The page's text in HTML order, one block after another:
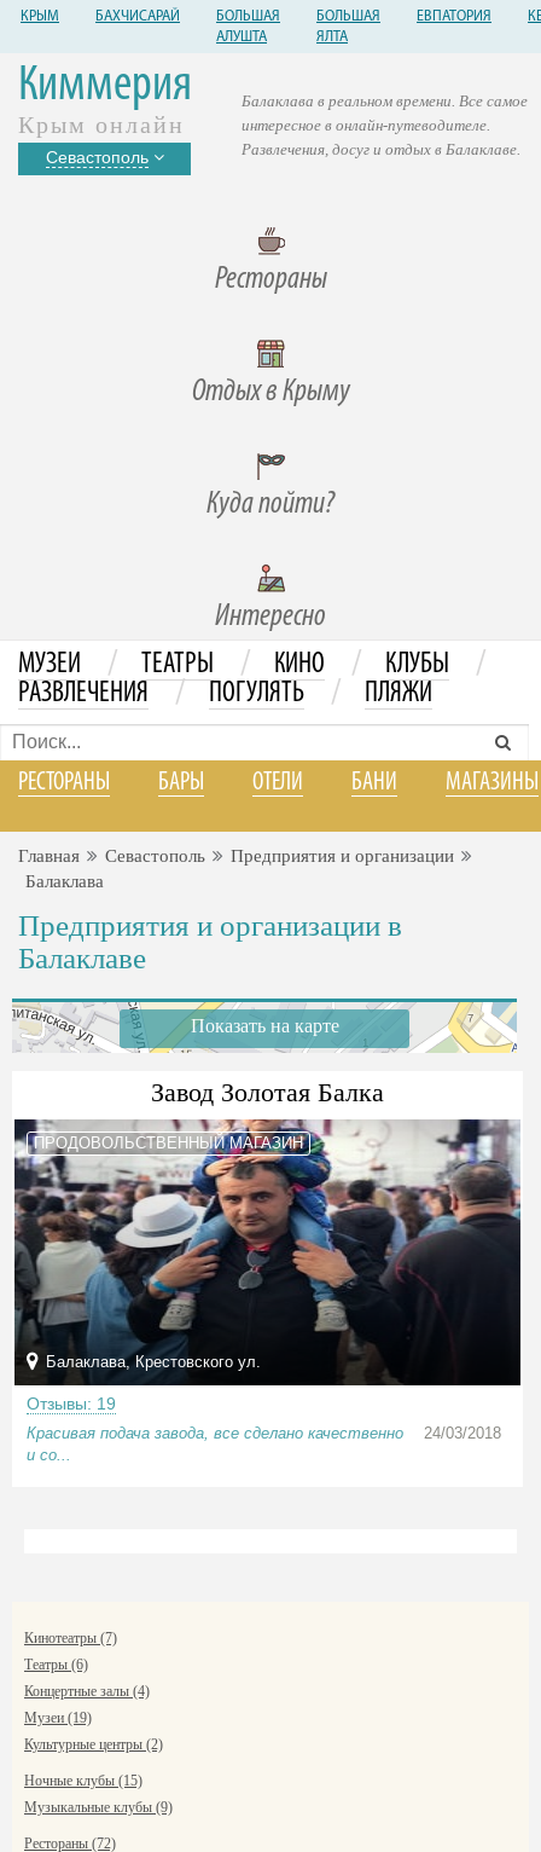
КРЫМ БАХЧИСАРАЙ
БОЛЬШАЯ
АЛУШТА
БОЛЬШАЯ
ЯЛТА
ЕВПАТОРИЯ
Киммерия
Крым онлайн
Севастополь
Рестораны
Отдых в Крыму
Куда пойти?
Интересно
Балаклава в реальном времени. Все самое
интересное в онлайн-путеводителе.
Развлечения, досуг и отдых в Балаклаве.
МУЗЕИ / ТЕАТРЫ / КИНО / КЛУБЫ /
РАЗВЛЕЧЕНИЯ / ПОГУЛЯТЬ / ПЛЯЖИ
РЕСТОРАНЫ БАРЫ ОТЕЛИ БАНИ МАГАЗИНЫ
Главная Севастополь
Предприятия и организации
Балаклава
Предприятия и организации в
Балаклаве
Показать на карте
Завод Золотая Балка
ПРОДОВОЛЬСТВЕННЫЙ МАГАЗИН
Балаклава, Крестовского ул.
Отзывы: 19
Красивая подача завода, все сделано качественно
и со...
24/03/2018
Кинотеатры (7)
Театры (6)
Концертные залы (4)
Музеи (19)
Культурные центры (2)
Ночные клубы (15)
Музыкальные клубы (9)
Рестораны (72)